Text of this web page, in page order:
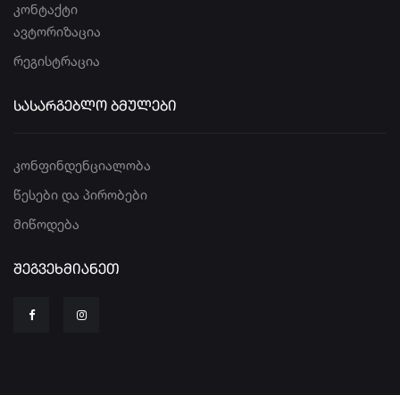
კონტაქტი
ავტორიზაცია
რეგისტრაცია
ᲡᲐᲡᲐᲠᲒᲔᲑᲚᲝ ᲑᲛᲣᲚᲔᲑᲘ
კონფინდენციალობა
წესები და პირობები
მიწოდება
ᲨᲔᲒᲕᲔᲮᲛᲘᲐᲜᲔᲗ